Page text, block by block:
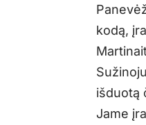
kodą,
išduotą
Jame